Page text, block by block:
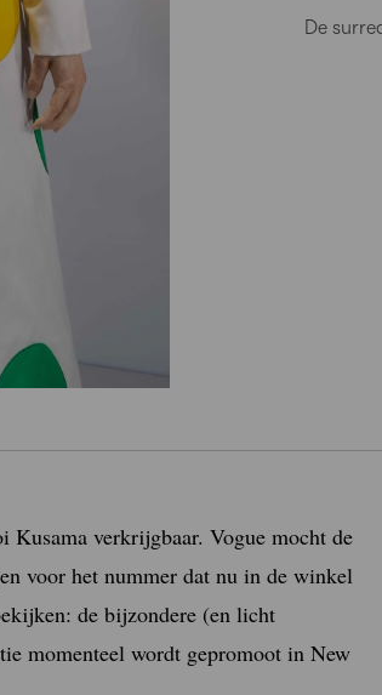
De
verkrijgbaar. Vogue mocht de
voor het nummer dat nu in de winkel
de bijzondere (en licht
momenteel wordt gepromoot in New